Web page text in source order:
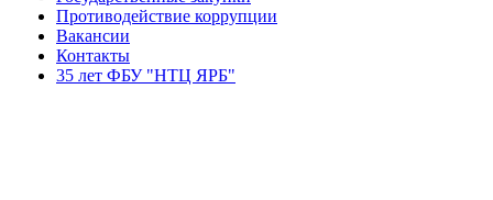
Противодействие коррупции
Вакансии
Контакты
35 лет ФБУ "НТЦ ЯРБ"